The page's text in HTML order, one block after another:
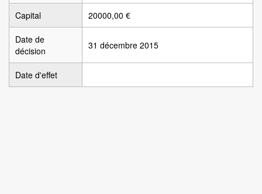
Capital 20000,00 €
Date de
décision
31 décembre 2015
Date d'effet